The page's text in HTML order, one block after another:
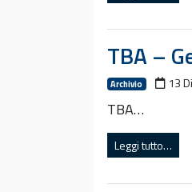
TBA –
Archivio 13
TBA…
Leggi tutto…